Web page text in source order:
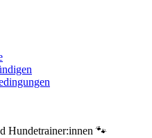
Hundetrainer:innen 🐾